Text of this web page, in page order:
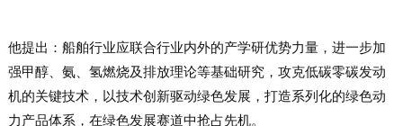
他提出：船舶行业应联合行业内外的产学研优势力量，进一步加
强甲醇、氨、氢燃烧及排放理论等基础研究，攻克低碳零碳发动
机的关键技术，以技术创新驱动绿色发展，打造系列化的绿色动
力产品体系，在绿色发展赛道中抢占先机。